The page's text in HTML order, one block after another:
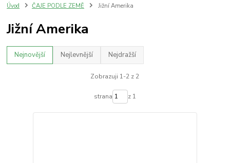
Úvod ČAJE PODLE ZEMĚ Jižní Amerika
Jižní Amerika
Nejnovější Nejlevnější Nejdražší
Zobrazuji 1-2 z 2
strana z 1